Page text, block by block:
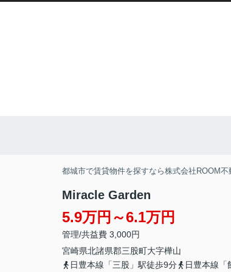
都城市で賃貸物件を探すなら株式会社ROOM不
Miracle Garden
5.9万円～6.1万円
管理/共益費 3,000円
宮崎県北諸県郡三股町大字樺山
日豊本線「三股」駅徒歩9分
日豊本線「